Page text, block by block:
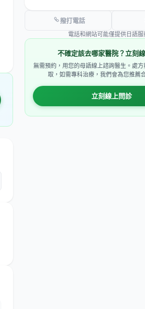
撥打電話
電話和網站可能僅提供日語服
不確定該去哪家醫院？立刻
無需預約，用您的母語線上諮詢醫生。處
取，如需專科治療，我們會為您推薦
立刻線上問診